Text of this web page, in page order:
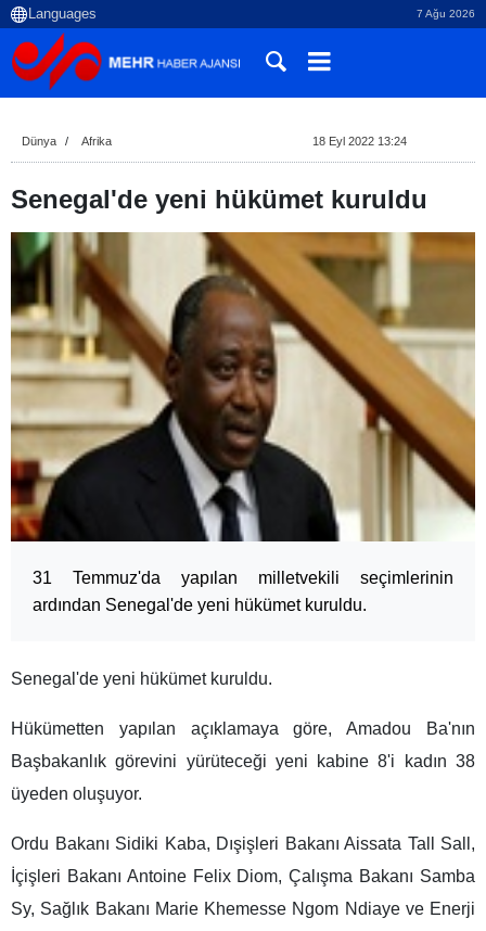
7 Ağu 2026
Dünya Afrika 18 Eyl 2022 13:24
Senegal'de yeni hükümet kuruldu
31 Temmuz'da yapılan milletvekili seçimlerinin
ardından Senegal'de yeni hükümet kuruldu.
Senegal'de yeni hükümet kuruldu.
Hükümetten yapılan açıklamaya göre, Amadou Ba'nın
Başbakanlık görevini yürüteceği yeni kabine 8'i kadın 38
üyeden oluşuyor.
Ordu Bakanı Sidiki Kaba, Dışişleri Bakanı Aissata Tall Sall,
İçişleri Bakanı Antoine Felix Diom, Çalışma Bakanı Samba
Sy, Sağlık Bakanı Marie Khemesse Ngom Ndiaye ve Enerji